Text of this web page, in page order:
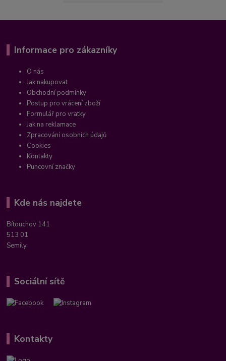
Informace pro zákazníky
O nás
Jak nakupovat
Obchodní podmínky
Postup pro vrácení zboží
Formulář pro vratky
Jak na reklamace
Zpracování osobních údajů
Cookies
Kontakty
Puncovní značky
Kde nás najdete
Bítouchov 141
513 01
Semily
Sociální sítě
Kontakty